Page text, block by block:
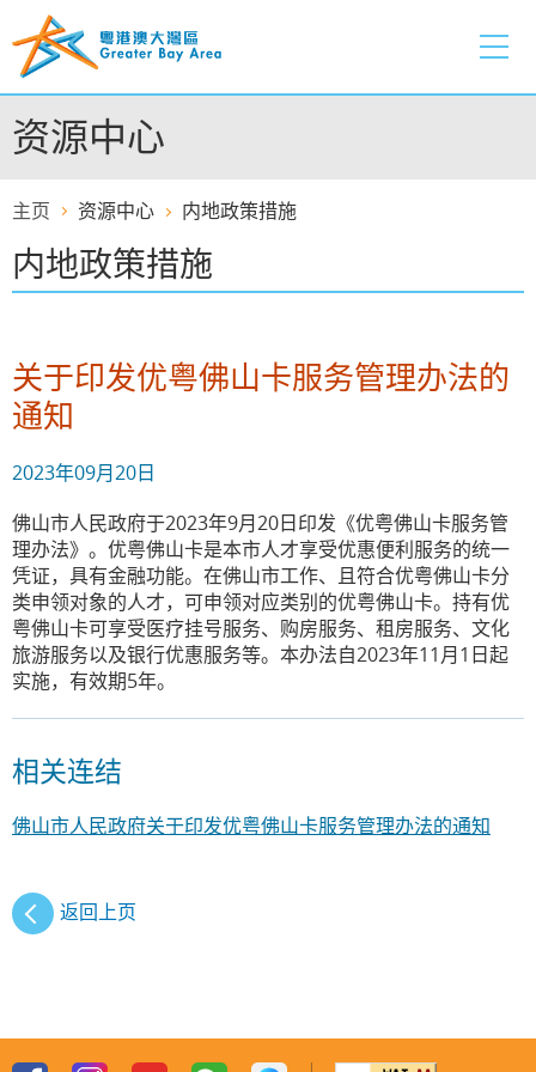
至
容
的
开
资源中心
主页 资源中心 内地政策措施
内地政策措施
关于印发优粤佛山卡服务管理办法的
通知
2023年09月20日
佛山市人民政府于2023年9月20日印发《优粤佛山卡服务管
理办法》。优粤佛山卡是本市人才享受优惠便利服务的统一
凭证，具有金融功能。在佛山市工作、且符合优粤佛山卡分
类申领对象的人才，可申领对应类别的优粤佛山卡。持有优
粤佛山卡可享受医疗挂号服务、购房服务、租房服务、文化
旅游服务以及银行优惠服务等。本办法自2023年11月1日起
实施，有效期5年。
相关连结
佛山市人民政府关于印发优粤佛山卡服务管理办法的通知
返回上页